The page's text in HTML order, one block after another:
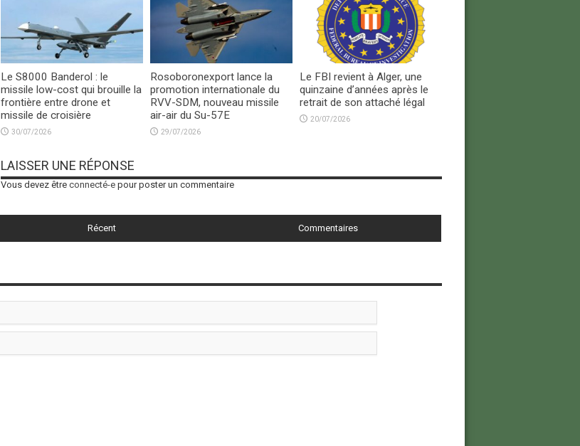
Le S8000 Banderol : le
missile low-cost qui brouille la
frontière entre drone et
missile de croisière
30/07/2026
Rosoboronexport lance la
promotion internationale du
RVV-SDM, nouveau missile
air-air du Su-57E
29/07/2026
Le FBI revient à Alger, une
quinzaine d’années après le
retrait de son attaché légal
20/07/2026
LAISSER UNE RÉPONSE
Vous devez être connecté-epour poster un commentaire
Récent Commentaires